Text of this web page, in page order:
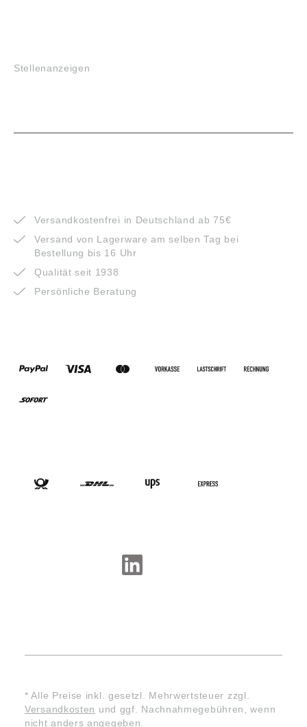
Stellenanzeigen
Versandkostenfrei in Deutschland ab 75€
Versand von Lagerware am selben Tag bei
Bestellung bis 16 Uhr
Qualität seit 1938
Persönliche Beratung
* Alle Preise inkl. gesetzl. Mehrwertsteuer zzgl.
Versandkosten und ggf. Nachnahmegebühren, wenn
nicht anders angegeben.